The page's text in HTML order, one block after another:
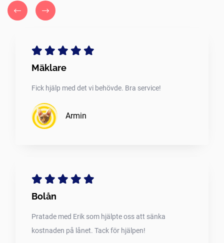
Mäklare
Fick hjälp med det vi behövde. Bra service!
Armin
Bolån
Pratade med Erik som hjälpte oss att sänka
kostnaden på lånet. Tack för hjälpen!